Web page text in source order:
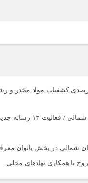
شمالی در بخش بانوان
با همکاری نهادهای محلی